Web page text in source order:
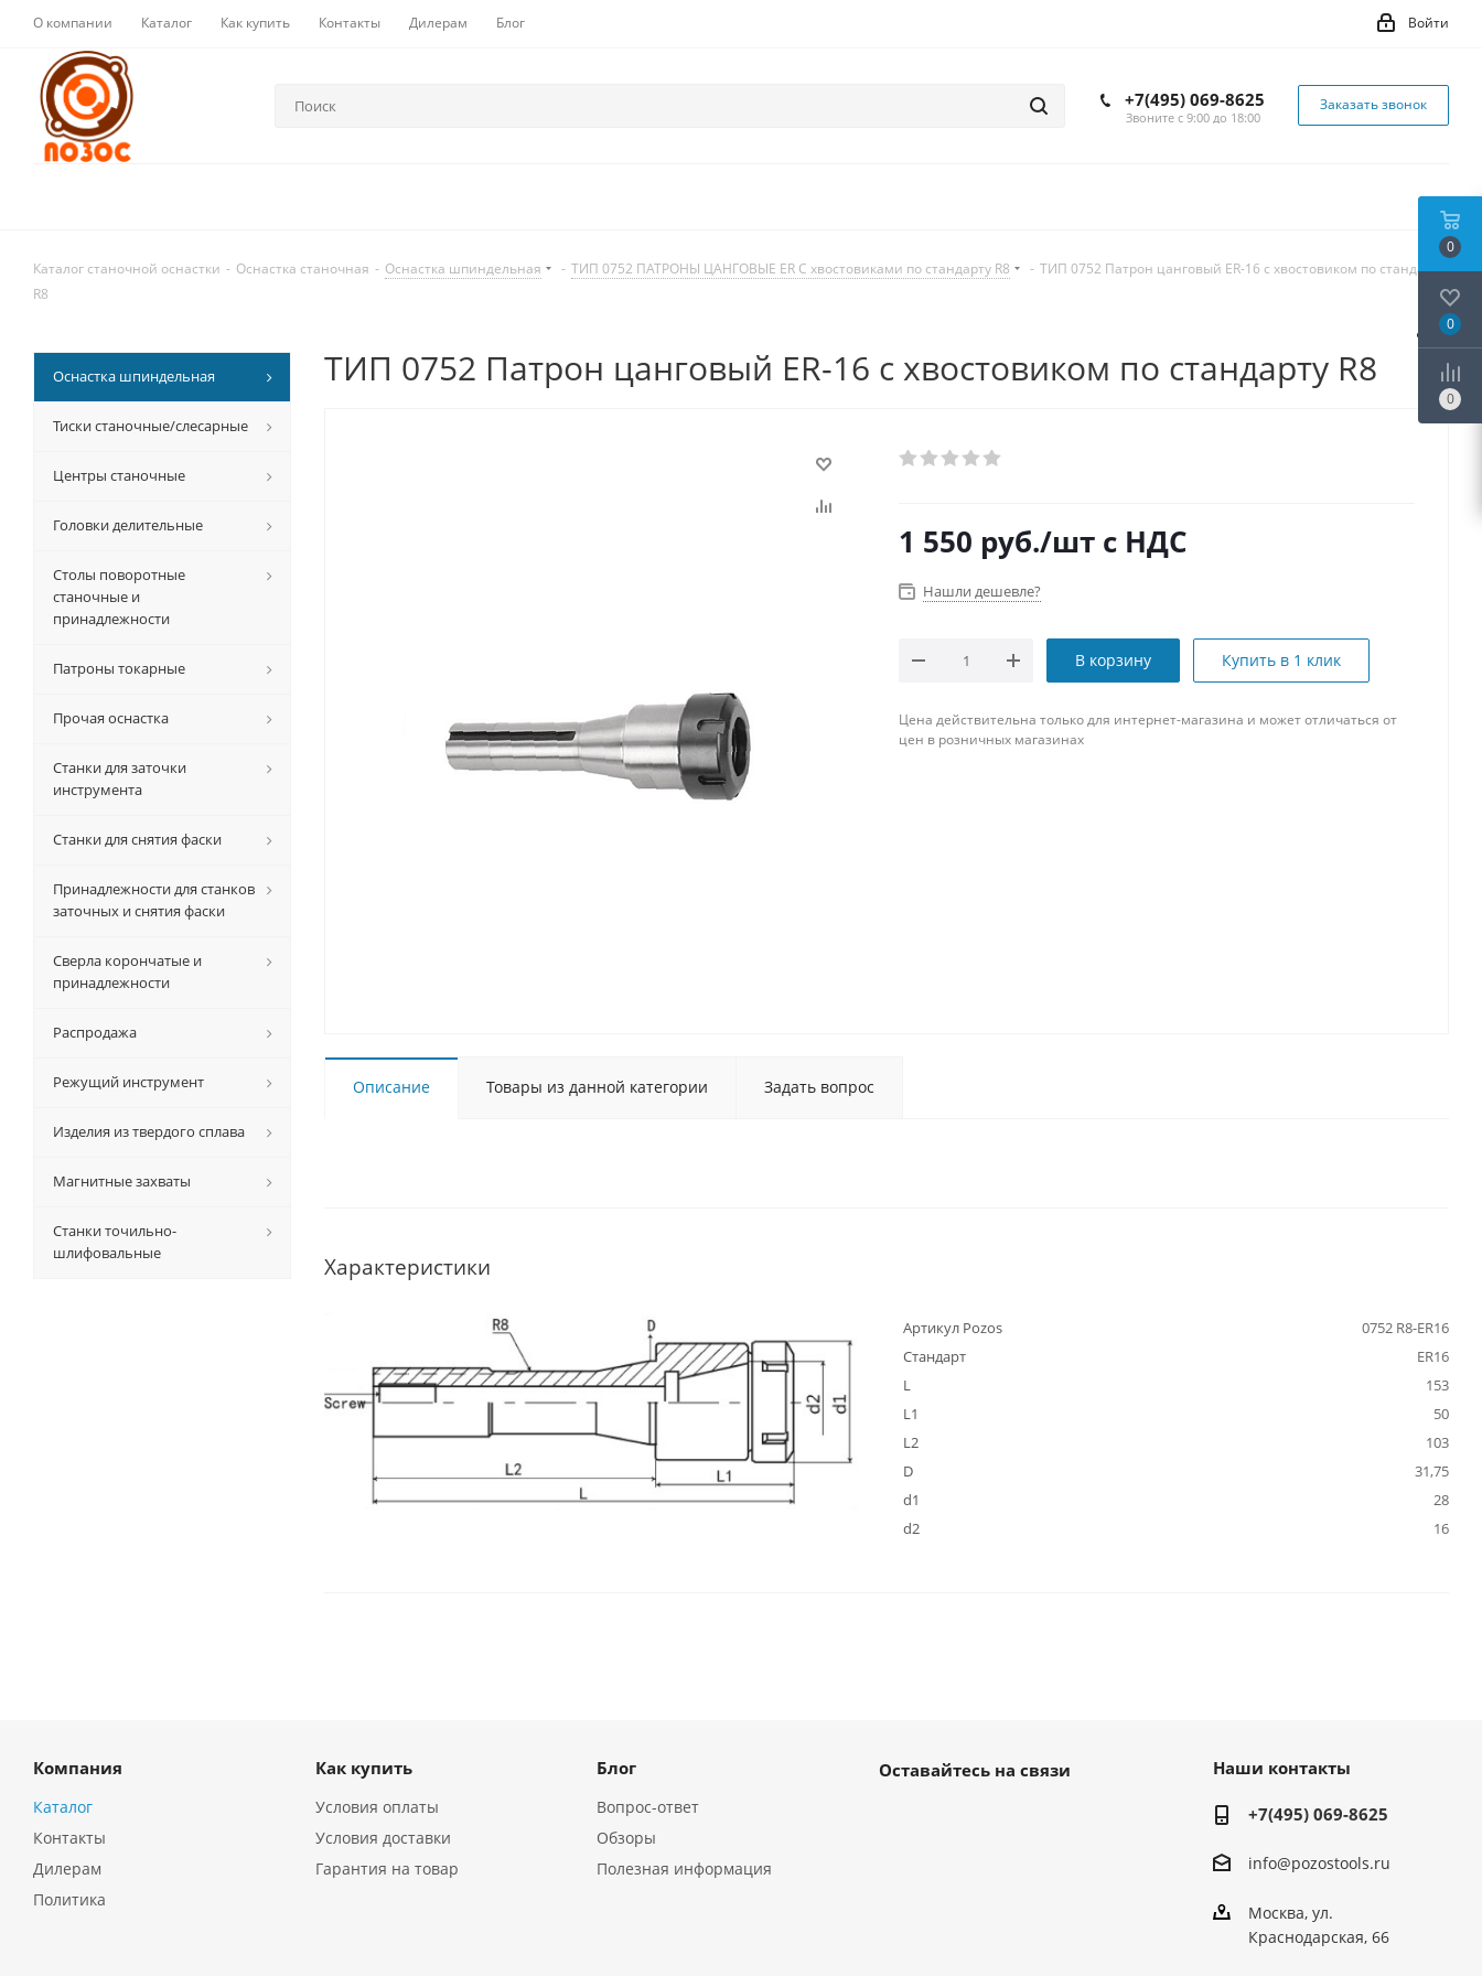
О компании Каталог Как купить Контакты Дилерам Блог Войти
+7(495) 069-8625
Звоните с 9:00 до 18:00
Заказать звонок
Каталог станочной оснастки - Оснастка станочная - Оснастка шпиндельная - ТИП 0752 ПАТРОНЫ ЦАНГОВЫЕ ER С хвостовиками по стандарту R8 - ТИП 0752 Патрон цанговый ER-16 c хвостовиком по стандарту
R8
ТИП 0752 Патрон цанговый ER-16 c хвостовиком по стандарту R8
1 550 руб./шт с НДС
Нашли дешевле?
В корзину Купить в 1 клик
Цена действительна только для интернет-магазина и может отличаться от
цен в розничных магазинах
Описание Товары из данной категории Задать вопрос
Характеристики
Артикул Pozos
0752 R8-ER16
Стандарт
ER16
L
153
L1
50
L2
103
D
31,75
d1
28
d2
16
Оснастка шпиндельная
Тиски станочные/слесарные
Центры станочные
Головки делительные
Столы поворотные
станочные и
принадлежности
Патроны токарные
Прочая оснастка
Станки для заточки
инструмента
Станки для снятия фаски
Принадлежности для станков
заточных и снятия фаски
Сверла корончатые и
принадлежности
Распродажа
Режущий инструмент
Изделия из твердого сплава
Магнитные захваты
Станки точильно-
шлифовальные
Компания
Каталог
Контакты
Дилерам
Политика
Как купить
Условия оплаты
Условия доставки
Гарантия на товар
Блог
Вопрос-ответ
Обзоры
Полезная информация
Оставайтесь на связи Наши контакты
+7(495) 069-8625
info@pozostools.ru
Москва, ул.
Краснодарская, 66
0
0
0